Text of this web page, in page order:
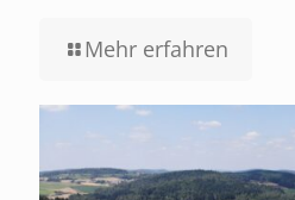
Mehr erfahren